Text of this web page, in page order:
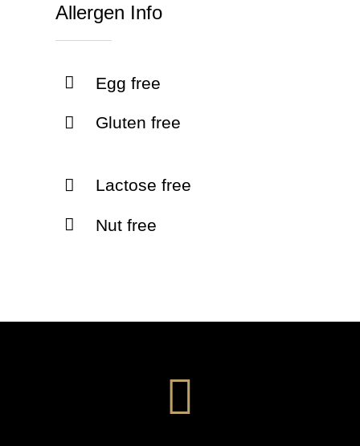
Allergen Info
Egg free
Gluten free
Lactose free
Nut free